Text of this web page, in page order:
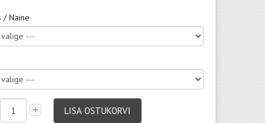
/ Naine
LISA OSTUKORVI